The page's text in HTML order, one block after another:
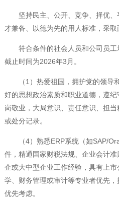
坚持民主、公开、竞争、择优、
才兼备、以德为先的用人标准，采取
符合条件的社会人员和公司员工
截止时间为2026年3月。
（1）热爱祖国，拥护党的领导
好的思想政治素质和职业道德，遵
岗敬业，大局意识、责任意识、担
或处分记录。
（4）熟悉ERP系统（如SAP/
件，精通国家财税法规、企业会计
企或大中型企业工作经验，具有上
学、财务管理或审计等专业者优先
优先考虑。